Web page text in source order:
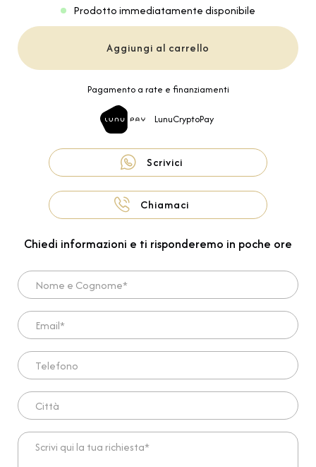
Prodotto immediatamente disponibile
Aggiungi al carrello
Pagamento a rate e finanziamenti
LunuCryptoPay
Scrivici
Chiamaci
Chiedi informazioni e ti risponderemo in poche ore
Nome e Cognome*
Email*
Telefono
Città
Scrivi qui la tua richiesta*